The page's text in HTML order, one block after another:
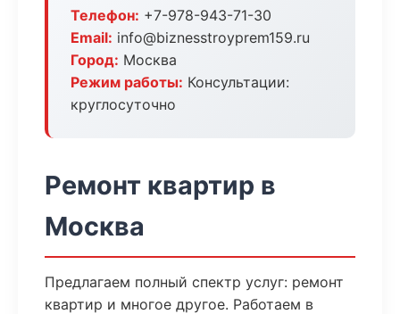
Телефон: +7-978-943-71-30
Email: info@biznesstroyprem159.ru
Город: Москва
Режим работы: Консультации:
круглосуточно
Ремонт квартир в
Москва
Предлагаем полный спектр услуг: ремонт
квартир и многое другое. Работаем в